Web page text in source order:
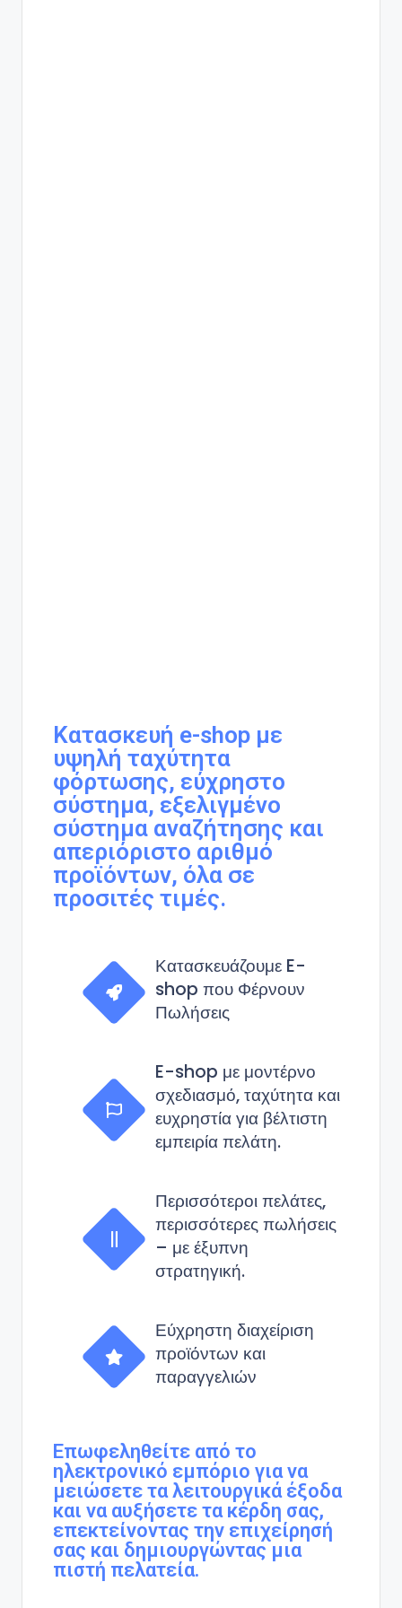
Κατασκευή e-shop με
υψηλή ταχύτητα
φόρτωσης, εύχρηστο
σύστημα, εξελιγμένο
σύστημα αναζήτησης και
απεριόριστο αριθμό
προϊόντων, όλα σε
προσιτές τιμές.
Κατασκευάζουμε E-
shop που Φέρνουν
Πωλήσεις
E-shop με μοντέρνο
σχεδιασμό, ταχύτητα και
ευχρηστία για βέλτιστη
εμπειρία πελάτη.
Περισσότεροι πελάτες,
περισσότερες πωλήσεις
– με έξυπνη
στρατηγική.
Εύχρηστη διαχείριση
προϊόντων και
παραγγελιών
Επωφεληθείτε από το
ηλεκτρονικό εμπόριο για να
μειώσετε τα λειτουργικά έξοδα
και να αυξήσετε τα κέρδη σας,
επεκτείνοντας την επιχείρησή
σας και δημιουργώντας μια
πιστή πελατεία.